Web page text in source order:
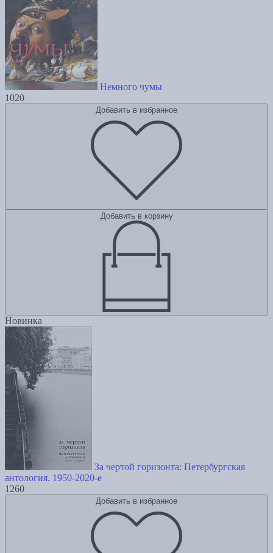
Немного чумы
1020
Добавить в избранное
Добавить в корзину
Новинка
За чертой горизонта: Петербургская
антология. 1950-2020-е
1260
Добавить в избранное